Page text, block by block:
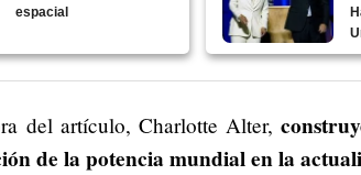
espacial
del artículo, Charlotte Alter,
de la potencia mundial en la